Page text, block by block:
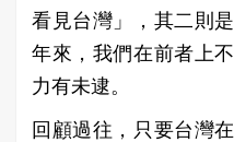
看見台灣」，其二則
年來，我們在前者上
力有未逮。
回顧過往，只要台灣